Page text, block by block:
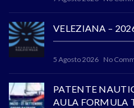
VELEZIANA –
5 Agosto 2026 No
PATENTE
AULA FORMULA